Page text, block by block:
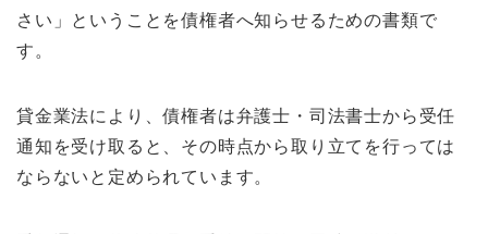
さい」ということを債権者へ知らせるための書類で
す。
貸金業法により、債権者は弁護士・司法書士から受任
通知を受け取ると、その時点から取り立てを行っては
ならないと定められています。